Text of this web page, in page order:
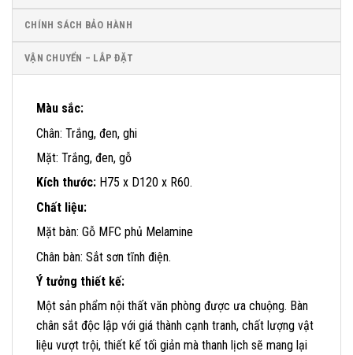
CHÍNH SÁCH BẢO HÀNH
VẬN CHUYỂN – LẮP ĐẶT
Màu sắc:
Chân: Trắng, đen, ghi
Mặt: Trắng, đen, gỗ
Kích thước: H75 x D120 x R60.
Chất liệu:
Mặt bàn: Gỗ MFC phủ Melamine
Chân bàn: Sắt sơn tĩnh điện.
Ý tưởng thiết kế:
Một sản phẩm nội thất văn phòng được ưa chuộng. Bàn
chân sắt độc lập với giá thành cạnh tranh, chất lượng vật
liệu vượt trội, thiết kế tối giản mà thanh lịch sẽ mang lại